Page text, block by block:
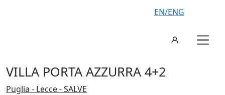
EN/ENG
VILLA PORTA AZZURRA 4+2
Puglia - Lecce - SALVE